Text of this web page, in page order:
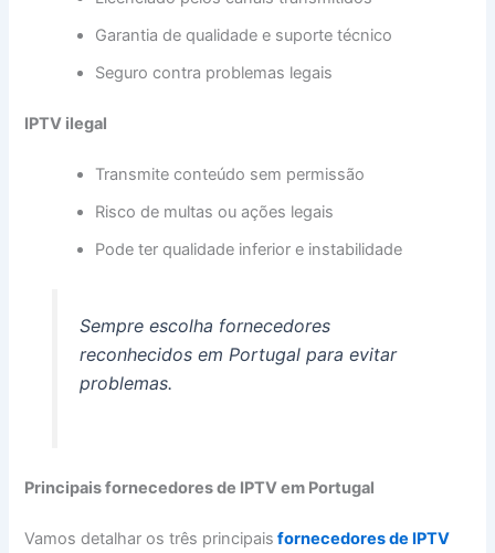
Garantia de qualidade e suporte técnico
Seguro contra problemas legais
IPTV ilegal
Transmite conteúdo sem permissão
Risco de multas ou ações legais
Pode ter qualidade inferior e instabilidade
Sempre escolha fornecedores
reconhecidos em Portugal para evitar
problemas.
Principais fornecedores de IPTV em Portugal
Vamos detalhar os três principais fornecedores de IPTV